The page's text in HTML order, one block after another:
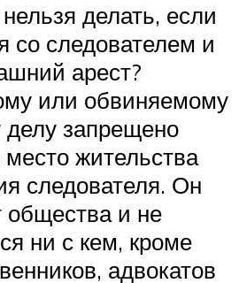
делать, если
со следователем и
арест?
или обвиняемому
делу запрещено
место жительства
следователя. Он
общества и не
ни с кем, кроме
адвокатов